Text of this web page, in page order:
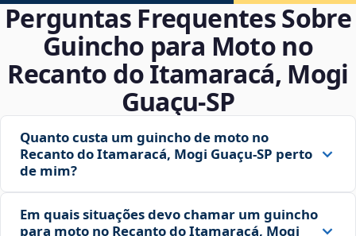
Perguntas Frequentes Sobre
Guincho para Moto no
Recanto do Itamaracá, Mogi
Guaçu‑SP
Quanto custa um guincho de moto no
Recanto do Itamaracá, Mogi Guaçu‑SP perto
de mim?
Em quais situações devo chamar um guincho
para moto no Recanto do Itamaracá, Mogi